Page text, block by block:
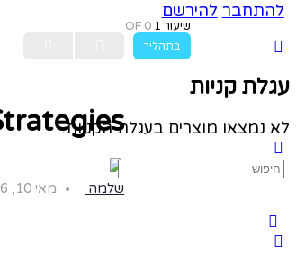
להתחבר להירשם
עגלת קניות
לא נמצאו מוצרים בעגלת הקניות.
Search
שיעור 1 OF 0
בתהליך
שלמה מאי 10, 2026